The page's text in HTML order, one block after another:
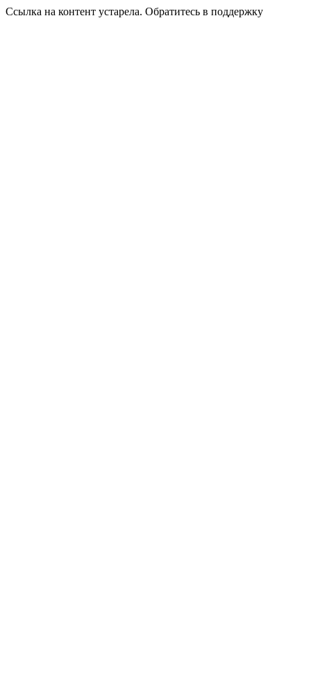
Ссылка на контент устарела. Обратитесь в поддержку